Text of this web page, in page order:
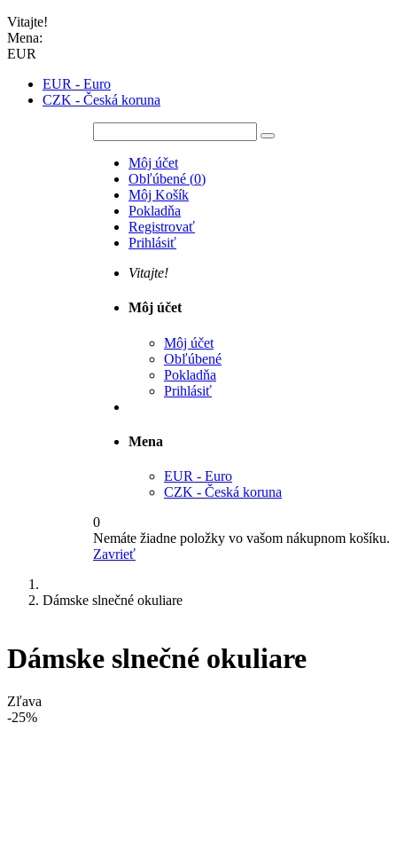
Vitajte!
Mena:
EUR
EUR - Euro
CZK - Česká koruna
Môj účet
Obľúbené (0)
Môj Košík
Pokladňa
Registrovať
Prihlásiť
Vitajte!
Môj účet
Môj účet
Obľúbené
Pokladňa
Prihlásiť
Mena
EUR - Euro
CZK - Česká koruna
0
Nemáte žiadne položky vo vašom nákupnom košíku.
Zavrieť
Dámske slnečné okuliare
Dámske slnečné okuliare
Zľava
-25%